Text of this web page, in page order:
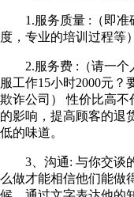
1.服务质量 :（即准
度，专业的培训过程等）
2.服务费 :（请一个
服工作15小时2000元
欺诈公司） 性价比高
的影响，提高顾客的退
低的味道。
3、沟通: 与你交谈的
么做才能相信他们能做